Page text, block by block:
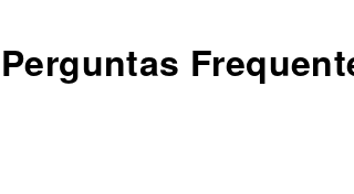
Perguntas